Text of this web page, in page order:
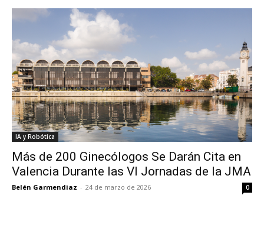
IA y Robótica
Más de 200 Ginecólogos Se Darán Cita en
Valencia Durante las VI Jornadas de la JMA
Belén Garmendiaz - 24 de marzo de 2026 0